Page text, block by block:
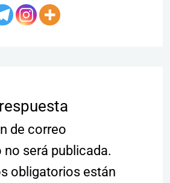
de correo
será publicada.
obligatorios están